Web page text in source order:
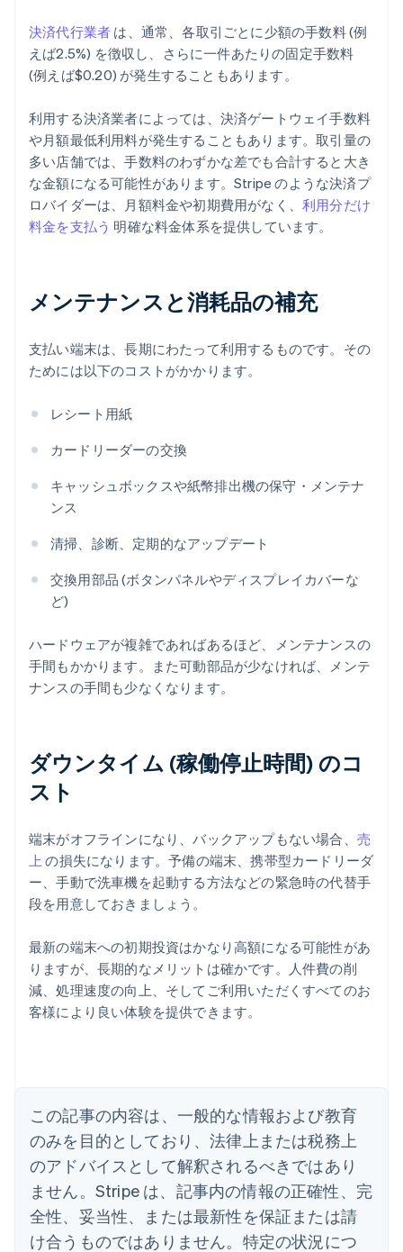
決済代行業者 は、通常、各取引ごとに少額の手数料 (例
えば2.5%) を徴収し、さらに一件あたりの固定手数料
(例えば$0.20) が発生することもあります。
利用する決済業者によっては、決済ゲートウェイ手数料
や月額最低利用料が発生することもあります。取引量の
多い店舗では、手数料のわずかな差でも合計すると大き
な金額になる可能性があります。Stripe のような決済プ
ロバイダーは、月額料金や初期費用がなく、 利用分だけ
料金を支払う 明確な料金体系を提供しています。
メンテナンスと消耗品の補充
支払い端末は、長期にわたって利用するものです。その
ためには以下のコストがかかります。
レシート用紙
カードリーダーの交換
キャッシュボックスや紙幣排出機の保守・メンテナ
ンス
清掃、診断、定期的なアップデート
交換用部品 (ボタンパネルやディスプレイカバーな
ど)
ハードウェアが複雑であればあるほど、メンテナンスの
手間もかかります。また可動部品が少なければ、メンテ
ナンスの手間も少なくなります。
ダウンタイム (稼働停止時間) のコ
スト
端末がオフラインになり、バックアップもない場合、 売
上 の損失になります。予備の端末、携帯型カードリーダ
ー、手動で洗車機を起動する方法などの緊急時の代替手
段を用意しておきましょう。
最新の端末への初期投資はかなり高額になる可能性があ
りますが、長期的なメリットは確かです。人件費の削
減、処理速度の向上、そしてご利用いただくすべてのお
客様により良い体験を提供できます。
この記事の内容は、一般的な情報および教育
のみを目的としており、法律上または税務上
のアドバイスとして解釈されるべきではあり
ません。Stripe は、記事内の情報の正確性、完
全性、妥当性、または最新性を保証または請
け合うものではありません。特定の状況につ
アイルランド
English
イギリス
English
イタリア
Italiano English
インド
English
エストニア